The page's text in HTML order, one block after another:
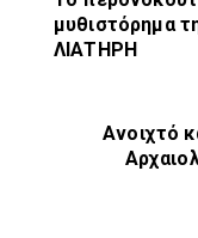
μυθιστόρημα
ΛΙΑΤΗΡΗ
Ανοιχτό